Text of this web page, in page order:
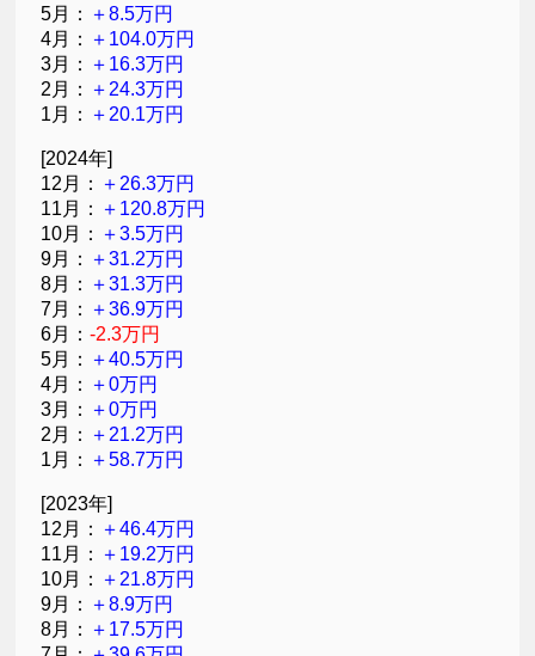
5月： ＋8.5万円
4月： ＋104.0万円
3月： ＋16.3万円
2月： ＋24.3万円
1月： ＋20.1万円
[2024年]
12月： ＋26.3万円
11月： ＋120.8万円
10月： ＋3.5万円
9月： ＋31.2万円
8月： ＋31.3万円
7月： ＋36.9万円
6月：-2.3万円
5月： ＋40.5万円
4月： ＋0万円
3月： ＋0万円
2月： ＋21.2万円
1月： ＋58.7万円
[2023年]
12月： ＋46.4万円
11月： ＋19.2万円
10月： ＋21.8万円
9月： ＋8.9万円
8月： ＋17.5万円